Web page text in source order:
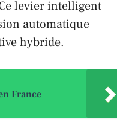
levier intelligent
automatique
hybride.
France